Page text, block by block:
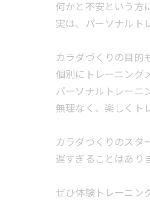
何かと不安という方
実は、パーソナルト
カラダづくりの目的
個別にトレーニング
パーソナルトレーニ
無理なく、楽しくト
カラダづくりのスタ
遅すぎることはあり
ぜひ体験トレーニン